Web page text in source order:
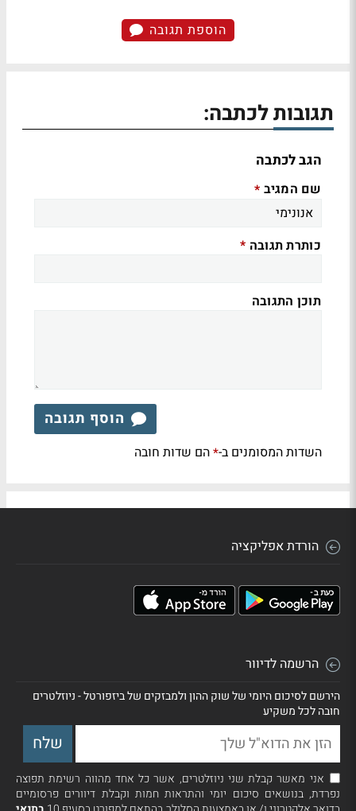
הוספת תגובה
תגובות לכתבה:
הגב לכתבה
שם המגיב *
כותרת תגובה *
תוכן התגובה
הוסף תגובה
השדות המסומנים ב-*הם שדות חובה
הורדת אפליקציה
הרשמה לדיוור
הירשם לסיכום היומי של שוק ההון ולמבזקים של ביזפורטל - ניוזלטרים
חובה לכל משקיע
אני מאשר קבלת שני ניוזלטרים, אשר כל אחד מהווה רשימת תפוצה
נפרדת, בנושאים סיכום יומי והתראות חמות וקבלת דיוורים פרסומיים